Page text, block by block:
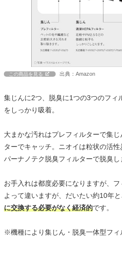
この商品を見る 出典：Amazon
集じんに2つ、脱臭に1つの3つのフ
をしっかり吸着。
大まかな汚れはプレフィルターで集
ターでキャッチ。ニオイは粒状の活
パーナノテク脱臭フィルターで脱臭し
お手入れは都度必要になりますが、
よって違いますが、だいたい約10年と
に交換する必要がなく経済的です。
※機種により集じん・脱臭一体型フィ